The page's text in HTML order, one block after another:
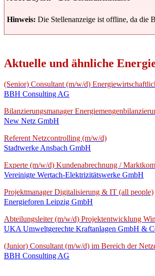
Hinweis: Die Stellenanzeige ist offline, da die
Aktuelle und ähnliche
(Senior) Consultant (m/w/d)
BBH Consulting AG
Bilanzierungsmanager
New Netz GmbH
Referent Netzcontrolling (m/w/d)
Stadtwerke Ansbach GmbH
Experte (m/w/d) Kundenabrechnung /
Vereinigte Wertach-Elektrizitätswerke GmbH
Projektmanager Digitalisierung & IT (all people)
Energieforen Leipzig GmbH
Abteilungsleiter (m/w/d) Projektentwicklung
UKA Umweltgerechte Kraftanlagen GmbH &
(Junior) Consultant (m/w/d) im Bereich der
BBH Consulting AG